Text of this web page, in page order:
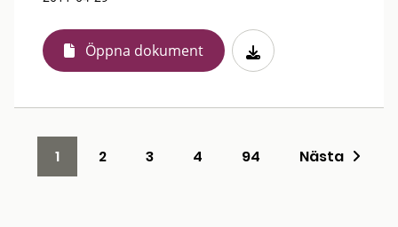
Öppna dokument
1 2 3 4 94 Nästa